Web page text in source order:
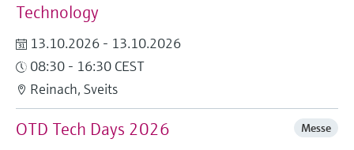
Technology
13.10.2026 - 13.10.2026
08:30 - 16:30 CEST
Reinach, Sveits
OTD Tech Days 2026 Messe